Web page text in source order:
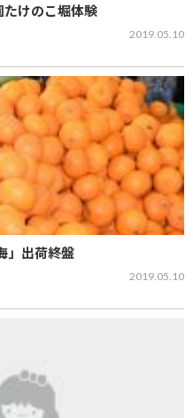
たけのこ堀体験
2019.05.10
理をしている大牟田市上内地
４月１２日、園児を招いてのた
らかわ幼稚園の園児１４人と
」出荷終盤
2019.05.10
初夏においしく食べられるミ